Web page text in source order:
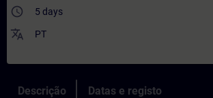
access_time 5 days
translate PT
Descrição Datas e registo